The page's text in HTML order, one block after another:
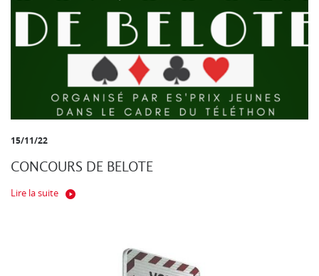
15/11/22
CONCOURS DE BELOTE
Lire la suite